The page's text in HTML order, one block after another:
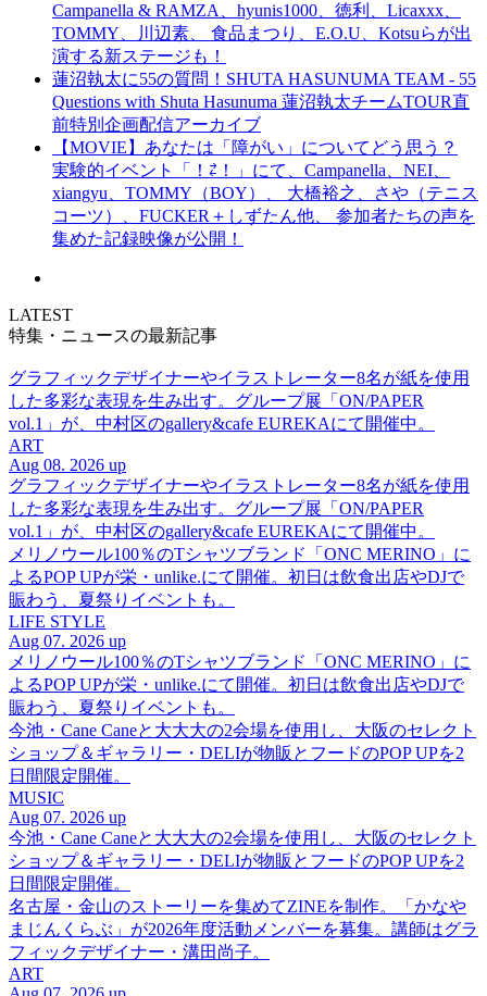
Campanella & RAMZA、hyunis1000、徳利、Licaxxx、
TOMMY、川辺素、 食品まつり、E.O.U、Kotsuらが出
演する新ステージも！
蓮沼執太に55の質問！SHUTA HASUNUMA TEAM - 55
Questions with Shuta Hasunuma 蓮沼執太チームTOUR直
前特別企画配信アーカイブ
【MOVIE】あなたは「障がい」についてどう思う？
実験的イベント「！⇄！」にて、Campanella、NEI、
xiangyu、TOMMY（BOY）、 大橋裕之、さや（テニス
コーツ）、FUCKER＋しずたん他、 参加者たちの声を
集めた記録映像が公開！
LATEST
特集・ニュースの最新記事
グラフィックデザイナーやイラストレーター8名が紙を使用
した多彩な表現を生み出す。グループ展「ON/PAPER
vol.1」が、中村区のgallery&cafe EUREKAにて開催中。
ART
Aug 08. 2026 up
グラフィックデザイナーやイラストレーター8名が紙を使用
した多彩な表現を生み出す。グループ展「ON/PAPER
vol.1」が、中村区のgallery&cafe EUREKAにて開催中。
メリノウール100％のTシャツブランド「ONC MERINO」に
よるPOP UPが栄・unlike.にて開催。初日は飲食出店やDJで
賑わう、夏祭りイベントも。
LIFE STYLE
Aug 07. 2026 up
メリノウール100％のTシャツブランド「ONC MERINO」に
よるPOP UPが栄・unlike.にて開催。初日は飲食出店やDJで
賑わう、夏祭りイベントも。
今池・Cane Caneと大大大の2会場を使用し、大阪のセレクト
ショップ＆ギャラリー・DELIが物販とフードのPOP UPを2
日間限定開催。
MUSIC
Aug 07. 2026 up
今池・Cane Caneと大大大の2会場を使用し、大阪のセレクト
ショップ＆ギャラリー・DELIが物販とフードのPOP UPを2
日間限定開催。
名古屋・金山のストーリーを集めてZINEを制作。「かなや
まじんくらぶ」が2026年度活動メンバーを募集。講師はグラ
フィックデザイナー・溝田尚子。
ART